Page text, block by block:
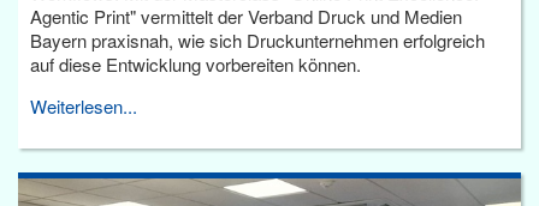
Agentic Print" vermittelt der Verband Druck und Medien
Bayern praxisnah, wie sich Druckunternehmen erfolgreich
auf diese Entwicklung vorbereiten können.
Weiterlesen...